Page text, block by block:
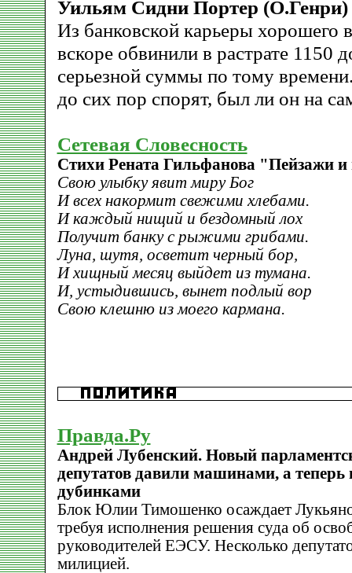
Уильям Сидни Портер (О.Генри)
Из банковской карьеры
вскоре обвинили в растрате 1150
серьезной суммы по тому
до сих пор спорят, был ли он на
Сетевая Словесность
Стихи Рената Гильфанова "Пейзажи
Свою улыбку явит миру Бог
И всех накормит свежими хлебами.
И каждый нищий и бездомный лох
Получит банку с рыжими грибами.
Луна, шутя, осветит черный бор,
И хищный месяц выйдет из тумана.
И, устыдившись, вынет подлый вор
Свою клешню из моего кармана.
Правда.Ру
Андрей Лубенский. Новый
депутатов давили машинами, а теперь
дубинками
Блок Юлии Тимошенко осаждает
требуя исполнения решения суда об
руководителей ЕЭСУ. Несколько
милицией.